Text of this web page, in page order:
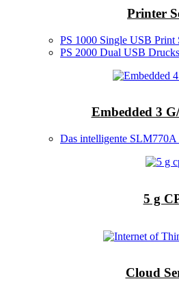
Printer
PS 1000 Single USB Print
PS 2000 Dual USB
Embedded 3
Das intelligente
5 g
Cloud